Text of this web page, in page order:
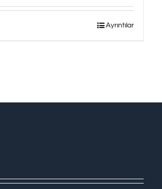
Ayrıntılar